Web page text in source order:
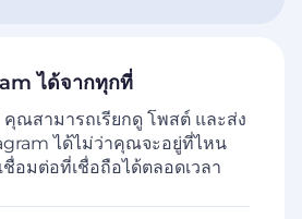
ได้จากทุกที่
ณสามารถเรียกดู โพสต์ และส่ง
ได้ไม่ว่าคุณจะอยู่ที่ไหน
ชื่อมต่อที่เชื่อถือได้ตลอดเวลา